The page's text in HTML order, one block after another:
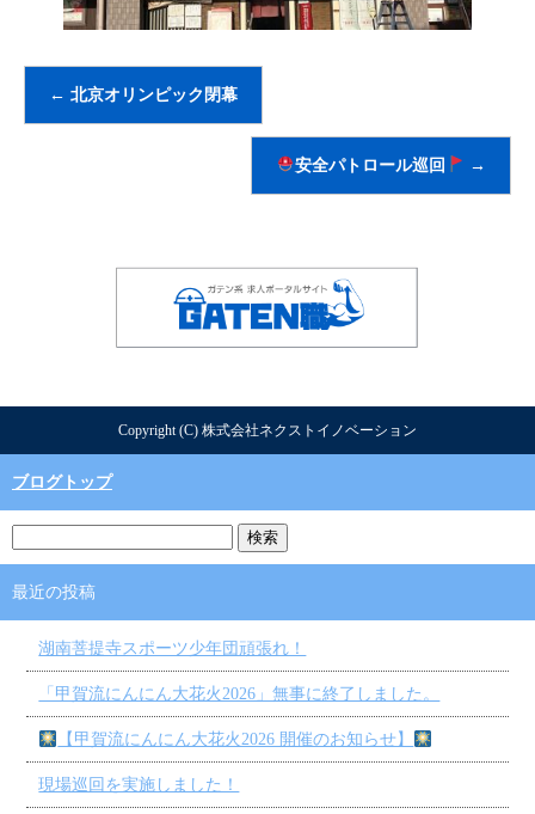
← 北京オリンピック閉幕
安全パトロール巡回 →
Copyright (C) 株式会社ネクストイノベーション
ブログトップ
最近の投稿
湖南菩提寺スポーツ少年団頑張れ！
「甲賀流にんにん大花火2026」無事に終了しました。
【甲賀流にんにん大花火2026 開催のお知らせ】
現場巡回を実施しました！